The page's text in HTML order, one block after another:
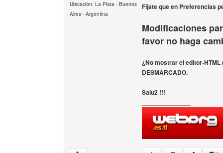
Ubicación: La Plata - Buenos
Aires - Argentina
Fíjate que en Preferencias
Modificaciones
favor no haga
¿No mostrar el editor-HTML
DESMARCADO.
Salu2 !!!